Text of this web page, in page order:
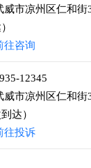
威市凉州区仁和街
往咨询
12345
威市凉州区仁和街
达）
往投诉